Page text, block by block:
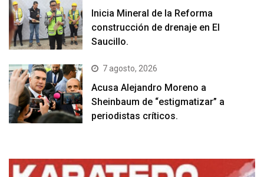
Inicia Mineral de la Reforma
construcción de drenaje en El
Saucillo.
7 agosto, 2026
Acusa Alejandro Moreno a
Sheinbaum de “estigmatizar” a
periodistas críticos.